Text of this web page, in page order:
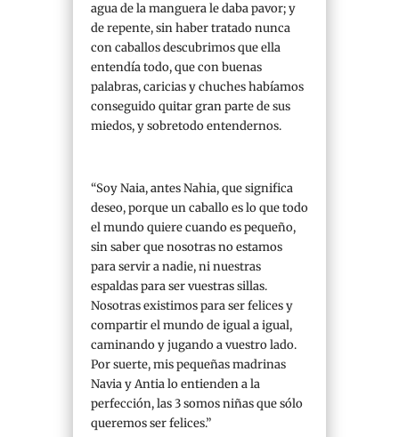
agua de la manguera le daba pavor; y
de repente, sin haber tratado nunca
con caballos descubrimos que ella
entendía todo, que con buenas
palabras, caricias y chuches habíamos
conseguido quitar gran parte de sus
miedos, y sobretodo entendernos.
“Soy Naia, antes Nahia, que significa
deseo, porque un caballo es lo que todo
el mundo quiere cuando es pequeño,
sin saber que nosotras no estamos
para servir a nadie, ni nuestras
espaldas para ser vuestras sillas.
Nosotras existimos para ser felices y
compartir el mundo de igual a igual,
caminando y jugando a vuestro lado.
Por suerte, mis pequeñas madrinas
Navia y Antia lo entienden a la
perfección, las 3 somos niñas que sólo
queremos ser felices.”